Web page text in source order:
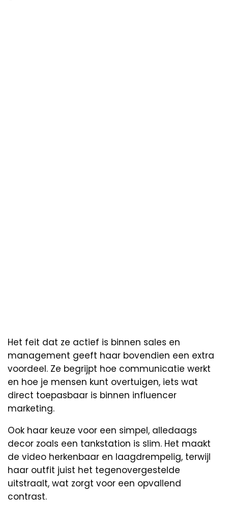
Het feit dat ze actief is binnen sales en
management geeft haar bovendien een extra
voordeel. Ze begrijpt hoe communicatie werkt
en hoe je mensen kunt overtuigen, iets wat
direct toepasbaar is binnen influencer
marketing.
Ook haar keuze voor een simpel, alledaags
decor zoals een tankstation is slim. Het maakt
de video herkenbaar en laagdrempelig, terwijl
haar outfit juist het tegenovergestelde
uitstraalt, wat zorgt voor een opvallend
contrast.